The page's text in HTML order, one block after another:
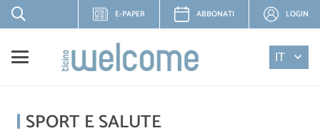
E-PAPER ABBONATI LOGIN
IT
SPORT E SALUTE